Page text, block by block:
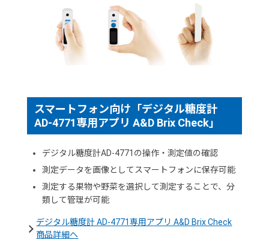
スマートフォン向け「デジタル糖度計
AD-4771専用アプリ A&D Brix Check」
デジタル糖度計AD-4771の操作・測定値の確認
測定データを画像としてスマートフォンに保存可能
測定する果物や野菜を選択して測定することで、分
類して管理が可能
デジタル糖度計 AD-4771専用アプリ A&D Brix Check
商品詳細へ